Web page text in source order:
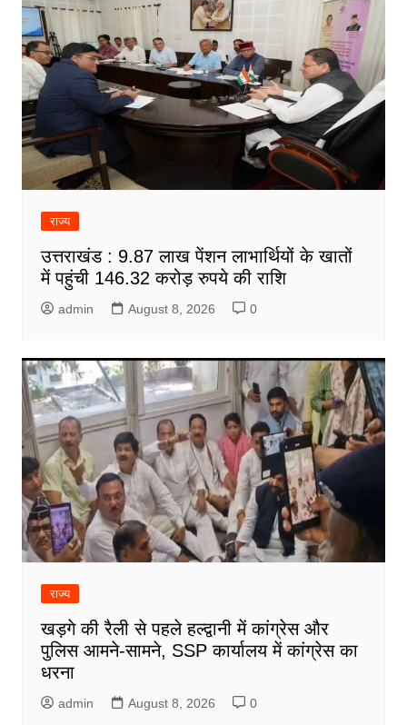
राज्य
उत्तराखंड : 9.87 लाख पेंशन लाभार्थियों के खातों
में पहुंची 146.32 करोड़ रुपये की राशि
admin August 8, 2026 0
राज्य
खड़गे की रैली से पहले हल्द्वानी में कांग्रेस और
पुलिस आमने-सामने, SSP कार्यालय में कांग्रेस का
धरना
admin August 8, 2026 0